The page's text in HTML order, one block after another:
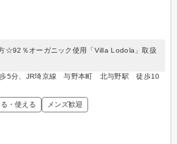
☆92％オーガニック使用「Villa Lodola」取扱
歩5分、JR埼京線 与野本町 北与野駅 徒歩10
・使える メンズ歓迎